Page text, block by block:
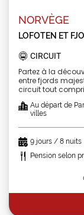
NORVÈGE
LOFOTEN ET
CIRCUIT
Partez à la
entre fjords
circuit tout
confins arctiques.
passant par les
laissez-vous
cascades et
une Norvège
prolongez
unique du Soleil de
garantis | Visite
comprend pas »
Au départ de
villes
9 jours / 8 nuits
Pension selon